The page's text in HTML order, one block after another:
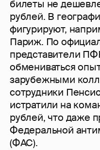
билеты не
рублей. В
фигурируют,
Париж. По
представители
обмениваться
зарубежными
сотрудники
истратили на
рублей, что даже
Федеральной
(ФАС).